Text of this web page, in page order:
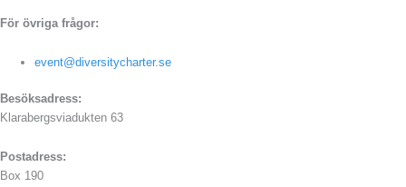
För övriga frågor:
event@diversitycharter.se
Besöksadress:
Klarabergsviadukten 63
Postadress:
Box 190